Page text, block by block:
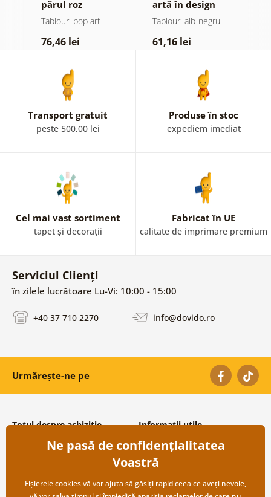
părul roz
Tablouri pop art
76,46 lei
artă în design
alb-negru
Tablouri alb-negru
61,16 lei
Transport gratuit
peste 500,00 lei
Produse în stoc
expediem imediat
Cel mai vast sortiment
tapet și decorații
Fabricat în UE
calitate de imprimare premium
Serviciul Clienți
în zilele lucrătoare Lu-Vi: 10:00 - 15:00
+40 37 710 2270 info@dovido.ro
Urmărește-ne pe
Totul despre achiziție
Condiții și termeni generali
Protecția datelor personale
Transport și modalități de plată
Returnare
Informații utile
Despre noi
Întrebări frecvente
Contacte
Cooperare angro
Ne pasă de confidențialitatea
Voastră
Fișierele cookies vă vor ajuta să găsiți rapid ceea ce aveți nevoie,